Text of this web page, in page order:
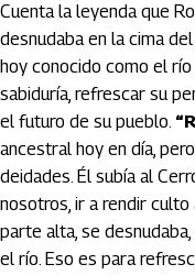
Cuenta la leyenda que
desnudaba en la cima del
hoy conocido como el río
sabiduría, refrescar su
el futuro de su pueblo.
ancestral hoy en día,
deidades. Él subía al
nosotros, ir a rendir culto
parte alta, se
el río. Eso es para